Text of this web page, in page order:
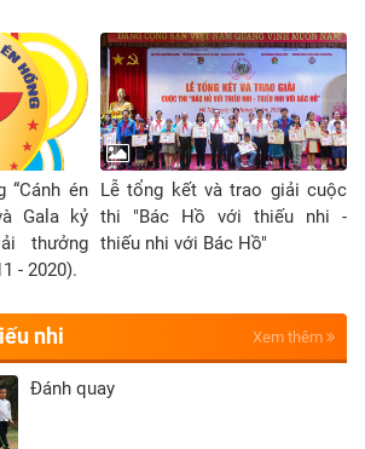
“Cánh én
Gala kỷ
thưởng
- 2020).
Lễ tổng kết và trao giải cuộc
thi "Bác Hồ với thiếu nhi -
thiếu nhi với Bác Hồ"
nhi Xem thêm
Đánh quay